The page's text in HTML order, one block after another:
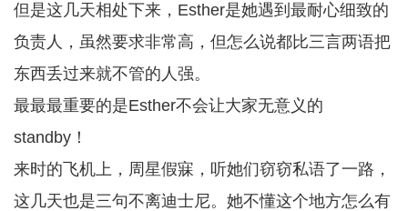
但是这几天相处下来，Esther是她遇到最耐心细致的
负责人，虽然要求非常高，但怎么说都比三言两语把
东西丢过来就不管的人强。
最最最重要的是Esther不会让大家无意义的
standby！
来时的飞机上，周星假寐，听她们窃窃私语了一路，
这几天也是三句不离迪士尼。她不懂这个地方怎么有